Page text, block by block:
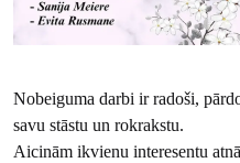
Nobeiguma darbi ir radoši,
savu stāstu un rokrakstu.
Aicinām ikvienu interesentu